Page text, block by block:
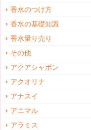
香水のつけ方
香水の基礎知識
香水量り売り
その他
アクアシャボン
アクオリナ
アナスイ
アニマル
アラミス